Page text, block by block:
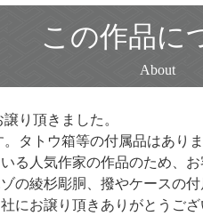
この作品に
り頂きました。
。タトウ箱等の付属品はあり
る人気作家の作品のため、
の綾杉彫胴、撥やケースの
にお譲り頂きありがとうござ